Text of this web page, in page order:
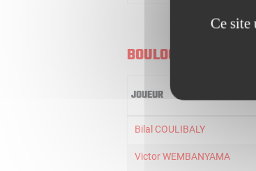
BOULOGNE-LEVALLOIS
JOUEUR
Bilal COULIBALY
Victor WEMBANYAMA
Ce site